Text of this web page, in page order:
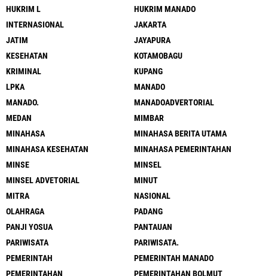
HUKRIM L
HUKRIM MANADO
INTERNASIONAL
JAKARTA
JATIM
JAYAPURA
KESEHATAN
KOTAMOBAGU
KRIMINAL
KUPANG
LPKA
MANADO
MANADO.
MANADOADVERTORIAL
MEDAN
MIMBAR
MINAHASA
MINAHASA BERITA UTAMA
MINAHASA KESEHATAN
MINAHASA PEMERINTAHAN
MINSE
MINSEL
MINSEL ADVETORIAL
MINUT
MITRA
NASIONAL
OLAHRAGA
PADANG
PANJI YOSUA
PANTAUAN
PARIWISATA
PARIWISATA.
PEMERINTAH
PEMERINTAH MANADO
PEMERINTAHAN
PEMERINTAHAN BOLMUT